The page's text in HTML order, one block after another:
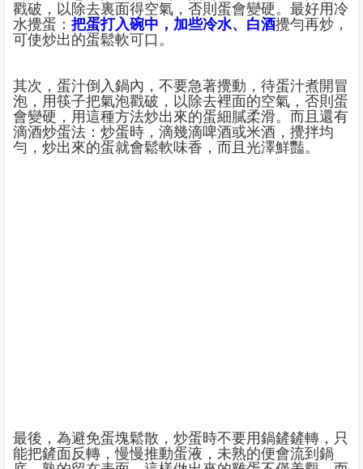
戳破，以除去裏面得空氣，否則蛋會變硬。最好用冷
水攪蛋： 把蛋打入碗中，加些冷水、白酒攪勻再炒，
可使炒出的蛋鬆軟可口。
其次，蛋汁倒入鍋內，不要急著攪動，待蛋汁煮開冒
泡，用筷子把氣泡戳破，以除去裡面的空氣，否則蛋
會變硬，用這種方法炒出來的蛋細膩柔滑。而且還有
滴酒炒蛋法：炒蛋時，滴幾滴啤酒或米酒，攪拌均
勻，炒出來的蛋就會鬆軟味香，而且光澤鮮豔。
最後，為避免蛋塊鬆散，炒蛋時不要用鍋鏟鏟轉，只
能把鏟面反轉，慢慢推動蛋液，未熟的便會流到鍋